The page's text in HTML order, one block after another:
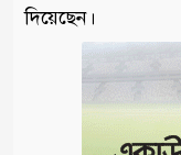
দিয়েছেন।